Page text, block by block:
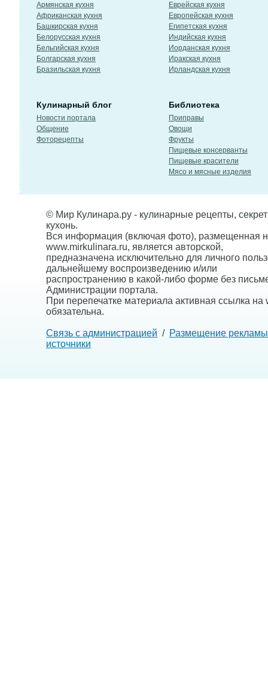
Армянская кухня
Африканская кухня
Башкирская кухня
Белорусская кухня
Бельгийская кухня
Болгарская кухня
Бразильская кухня
Еврейская кухня
Европейская кухня
Египетская кухня
Индийская кухня
Иорданская кухня
Иракская кухня
Ирландская кухня
Кулинарный блог
Новости портала
Общение
Фоторецепты
Библиотека
Приправы
Овощи
Фрукты
Пищевые консерванты
Пищевые красители
Мясо и мясные изделия
© Мир Кулинара.ру - кулинарные рецепты,
кухонь.
Вся информация (включая фото), размещенная
www.mirkulinara.ru, является авторской,
предназначена исключительно для личного
дальнейшему воспроизведению и/или
распространению в какой-либо форме без
Администрации портала.
При перепечатке материала активная ссылка на
обязательна.
Связь с администрацией / Размещение рекламы
источники